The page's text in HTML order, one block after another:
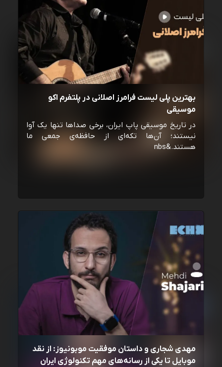
بهترین پلی لیست فرامرز اصلانی در پلتفرم اکو
موسیقی
در تاریخ موسیقی پاپ ایران، برخی صداها تنها یک آوا
نیستند؛ آن‌ها تکه‌ای از حافظه‌ی جمعی ما
هستند.&nbs
مهدی شجاری و داستان موفقیت موبونیوز: از نقد
موبایل تا یکی از رسانه‌‌های مهم تکنولوژی ایران